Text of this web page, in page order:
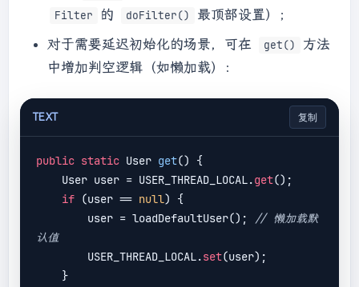
Filter 的 doFilter()
最顶部设置）；
对于需要延迟初始化的场景，可在
get()
方法
中增加判空逻辑（如懒加载）：
TEXT 复制
public static User get() {
    User user = USER_THREAD_LOCAL.
get();
if (user == null) {
        user = loadDefaultUser();
// 懒加载默
认值
        USER_THREAD_LOCAL.
set(user);